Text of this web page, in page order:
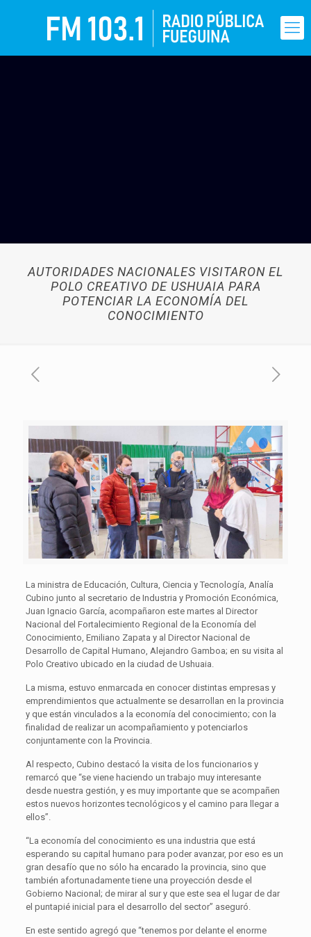
AUTORIDADES NACIONALES VISITARON EL
POLO CREATIVO DE USHUAIA PARA
POTENCIAR LA ECONOMÍA DEL
CONOCIMIENTO
La ministra de Educación, Cultura, Ciencia y Tecnología, Analía
Cubino junto al secretario de Industria y Promoción Económica,
Juan Ignacio García, acompañaron este martes al Director
Nacional del Fortalecimiento Regional de la Economía del
Conocimiento, Emiliano Zapata y al Director Nacional de
Desarrollo de Capital Humano, Alejandro Gamboa; en su visita al
Polo Creativo ubicado en la ciudad de Ushuaia.
La misma, estuvo enmarcada en conocer distintas empresas y
emprendimientos que actualmente se desarrollan en la provincia
y que están vinculados a la economía del conocimiento; con la
finalidad de realizar un acompañamiento y potenciarlos
conjuntamente con la Provincia.
Al respecto, Cubino destacó la visita de los funcionarios y
remarcó que “se viene haciendo un trabajo muy interesante
desde nuestra gestión, y es muy importante que se acompañen
estos nuevos horizontes tecnológicos y el camino para llegar a
ellos”.
“La economía del conocimiento es una industria que está
esperando su capital humano para poder avanzar, por eso es un
gran desafío que no sólo ha encarado la provincia, sino que
también afortunadamente tiene una proyección desde el
Gobierno Nacional; de mirar al sur y que este sea el lugar de dar
el puntapié inicial para el desarrollo del sector” aseguró.
En este sentido agregó que “tenemos por delante el enorme